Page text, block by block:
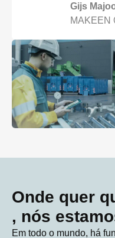
Gijs
MAKEEN
Onde quer
, nós
Em todo o mundo, há